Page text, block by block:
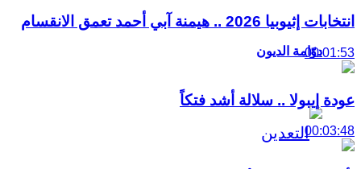
دوّامة الديون
انتخابات إثيوبيا 2026 .. هيمنة آبي أحمد تعمق الانقسام
00:01:53
عودة إيبولا .. سلالة أشد فتكاً
00:03:48